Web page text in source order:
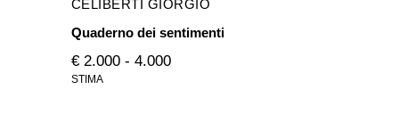
CELIBERTI GIORGIO
Quaderno dei sentimenti
€ 2.000 - 4.000
STIMA